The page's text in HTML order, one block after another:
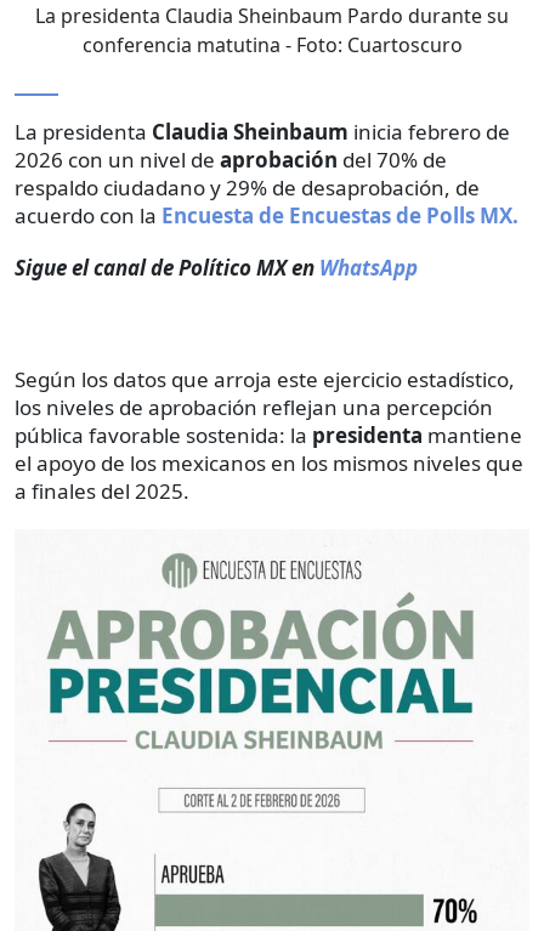
La presidenta Claudia Sheinbaum Pardo durante su
conferencia matutina - Foto: Cuartoscuro
La presidenta Claudia Sheinbaum inicia febrero de
2026 con un nivel de aprobación del 70% de
respaldo ciudadano y 29% de desaprobación, de
acuerdo con la Encuesta de Encuestas de Polls MX.
Sigue el canal de Político MX en WhatsApp
Según los datos que arroja este ejercicio estadístico,
los niveles de aprobación reflejan una percepción
pública favorable sostenida: la presidenta mantiene
el apoyo de los mexicanos en los mismos niveles que
a finales del 2025.